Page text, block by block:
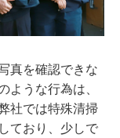
真を確認できな
ような行為は、
社では特殊清掃
ており、少しで